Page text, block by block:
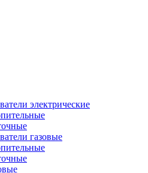
электрические
газовые